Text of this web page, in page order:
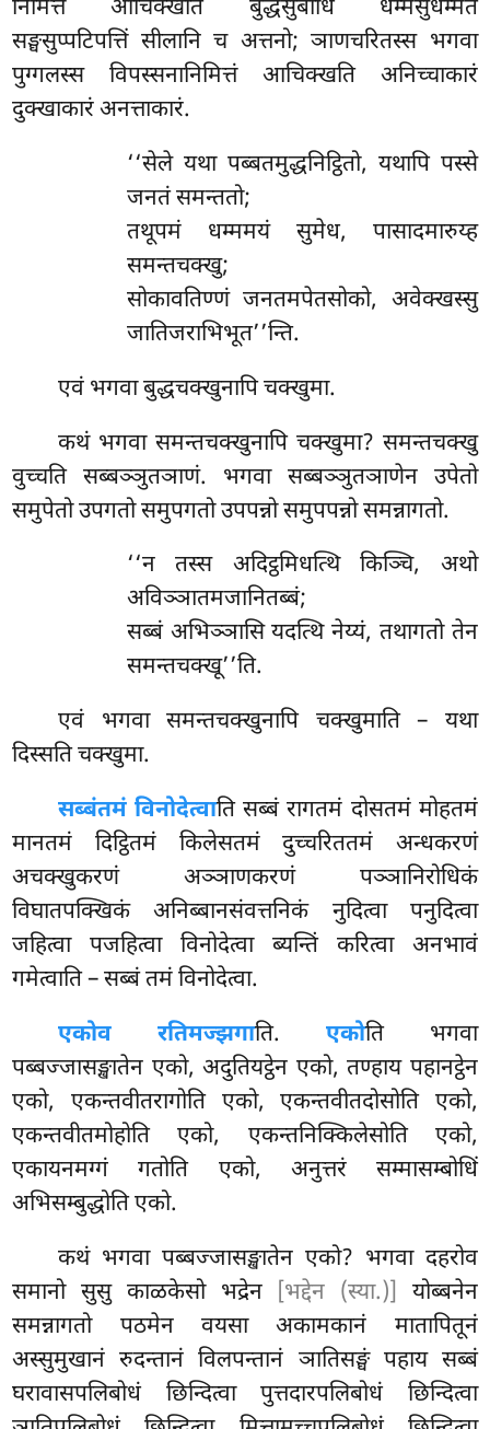
निमित्तं आचिक्खति बुद्धसुबोधिं धम्मसुधम्मतं
सङ्घसुप्पटिपत्तिं सीलानि च अत्तनो; ञाणचरितस्स भगवा
पुग्गलस्स विपस्सनानिमित्तं आचिक्खति अनिच्चाकारं
दुक्खाकारं अनत्ताकारं.
‘‘सेले यथा पब्बतमुद्धनिट्ठितो, यथापि पस्से
जनतं समन्ततो;
तथूपमं धम्ममयं सुमेध, पासादमारुय्ह
समन्तचक्खु;
सोकावतिण्णं जनतमपेतसोको, अवेक्खस्सु
जातिजराभिभूत’’न्ति.
एवं भगवा बुद्धचक्खुनापि चक्खुमा.
कथं भगवा समन्तचक्खुनापि चक्खुमा? समन्तचक्खु
वुच्चति सब्बञ्ञुतञाणं. भगवा सब्बञ्ञुतञाणेन उपेतो
समुपेतो उपगतो समुपगतो उपपन्नो समुपपन्नो समन्नागतो.
‘‘न तस्स अदिट्ठमिधत्थि किञ्चि, अथो
अविञ्ञातमजानितब्बं;
सब्बं अभिञ्ञासि यदत्थि नेय्यं, तथागतो तेन
समन्तचक्खू’’ति.
एवं भगवा समन्तचक्खुनापि चक्खुमाति – यथा
दिस्सति चक्खुमा.
सब्बंतमं विनोदेत्वाति सब्बं रागतमं दोसतमं मोहतमं
मानतमं दिट्ठितमं किलेसतमं दुच्चरिततमं अन्धकरणं
अचक्खुकरणं अञ्ञाणकरणं पञ्ञानिरोधिकं
विघातपक्खिकं अनिब्बानसंवत्तनिकं नुदित्वा पनुदित्वा
जहित्वा पजहित्वा विनोदेत्वा ब्यन्तिं करित्वा अनभावं
गमेत्वाति – सब्बं तमं विनोदेत्वा.
एकोव रतिमज्झगाति. एकोति भगवा
पब्बज्जासङ्खातेन एको, अदुतियट्ठेन एको, तण्हाय पहानट्ठेन
एको, एकन्तवीतरागोति एको, एकन्तवीतदोसोति एको,
एकन्तवीतमोहोतिएको, एकन्तनिक्किलेसोति एको,
एकायनमग्गं गतोति एको, अनुत्तरं सम्मासम्बोधिं
अभिसम्बुद्धोति एको.
कथं भगवा पब्बज्जासङ्खातेन एको? भगवा दहरोव
समानो सुसु काळकेसो भद्रेन
[भद्देन (स्या.)]
योब्बनेन
समन्नागतो पठमेन वयसाअकामकानं मातापितूनं
अस्सुमुखानं रुदन्तानं विलपन्तानं ञातिसङ्घं पहाय सब्बं
घरावासपलिबोधं छिन्दित्वा पुत्तदारपलिबोधं छिन्दित्वा